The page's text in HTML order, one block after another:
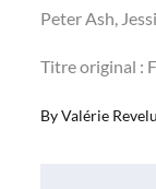
Peter Ash,
Titre original :
ByValérie